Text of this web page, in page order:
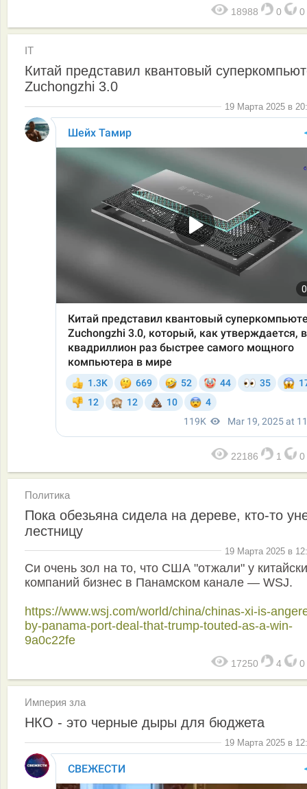
18988 0 0
IT
Китай представил квантовый
Zuchongzhi 3.0
19 Марта 2025 в
22186 1 0
Политика
Пока обезьяна сидела на дереве, кто-то
лестницу
19 Марта 2025 в
Си очень зол на то, что США "отжали" у
компаний бизнес в Панамском канале — WSJ.
https://www.wsj.com/world/china/chinas-xi-is-
by-panama-port-deal-that-trump-touted-as-a-win-
9a0c22fe
17250 4 0
Империя зла
НКО - это черные дыры для бюджета
19 Марта 2025 в